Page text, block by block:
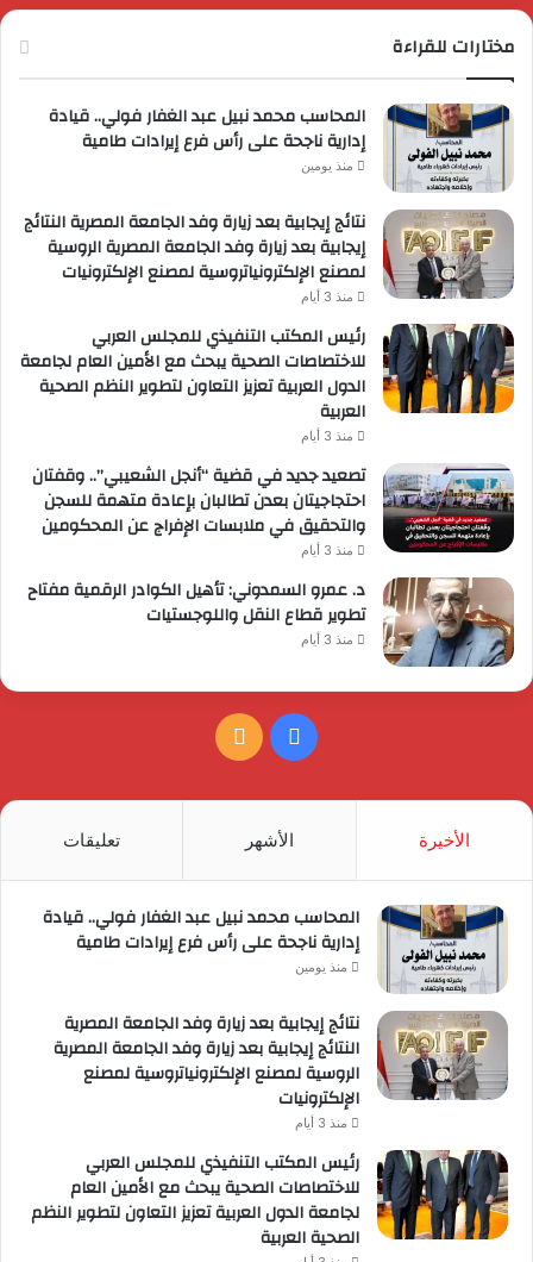
مختارات للقراءة
المحاسب محمد نبيل عبد الغفار فولي.. قيادة
إدارية ناجحة على رأس فرع إيرادات طامية
منذ يومين
نتائج إيجابية بعد زيارة وفد الجامعة المصرية النتائج
إيجابية بعد زيارة وفد الجامعة المصرية الروسية
لمصنع الإلكترونياتروسية لمصنع الإلكترونيات
منذ 3 أيام
رئيس المكتب التنفيذي للمجلس العربي
للاختصاصات الصحية يبحث مع الأمين العام لجامعة
الدول العربية تعزيز التعاون لتطوير النظم الصحية
العربية
منذ 3 أيام
تصعيد جديد في قضية “أنجل الشعيبي”.. وقفتان
احتجاجيتان بعدن تطالبان بإعادة متهمة للسجن
والتحقيق في ملابسات الإفراج عن المحكومين
منذ 3 أيام
د. عمرو السمدوني: تأهيل الكوادر الرقمية مفتاح
تطوير قطاع النقل واللوجستيات
منذ 3 أيام
فيسبوك ملخص
الأخيرة الأشهر تعليقات
المحاسب محمد نبيل عبد الغفار فولي.. قيادة
إدارية ناجحة على رأس فرع إيرادات طامية
منذ يومين
نتائج إيجابية بعد زيارة وفد الجامعة المصرية
النتائج إيجابية بعد زيارة وفد الجامعة المصرية
الروسية لمصنع الإلكترونياتروسية لمصنع
الإلكترونيات
منذ 3 أيام
رئيس المكتب التنفيذي للمجلس العربي
للاختصاصات الصحية يبحث مع الأمين العام
لجامعة الدول العربية تعزيز التعاون لتطوير النظم
الصحية العربية